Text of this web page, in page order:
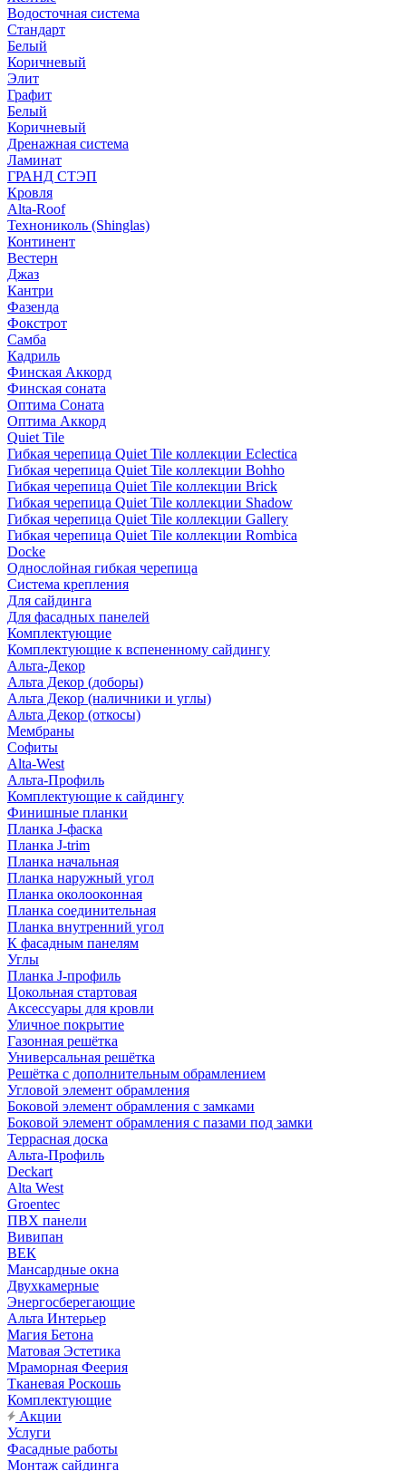
Водосточная система
Стандарт
Белый
Коричневый
Элит
Графит
Белый
Коричневый
Дренажная система
Ламинат
ГРАНД СТЭП
Кровля
Alta-Roof
Технониколь (Shinglas)
Континент
Вестерн
Джаз
Кантри
Фазенда
Фокстрот
Самба
Кадриль
Финская Аккорд
Финская соната
Оптима Соната
Оптима Аккорд
Quiet Tile
Гибкая черепица Quiet Tile коллекции Eclectica
Гибкая черепица Quiet Tile коллекции Bohho
Гибкая черепица Quiet Tile коллекции Brick
Гибкая черепица Quiet Tile коллекции Shadow
Гибкая черепица Quiet Tile коллекции Gallery
Гибкая черепица Quiet Tile коллекции Rombica
Docke
Однослойная гибкая черепица
Система крепления
Для сайдинга
Для фасадных панелей
Комплектующие
Комплектующие к вспененному сайдингу
Альта-Декор
Альта Декор (доборы)
Альта Декор (наличники и углы)
Альта Декор (откосы)
Мембраны
Софиты
Alta-West
Альта-Профиль
Комплектующие к сайдингу
Финишные планки
Планка J-фаска
Планка J-trim
Планка начальная
Планка наружный угол
Планка околооконная
Планка соединительная
Планка внутренний угол
К фасадным панелям
Углы
Планка J-профиль
Цокольная стартовая
Аксессуары для кровли
Уличное покрытие
Газонная решётка
Универсальная решётка
Решётка с дополнительным обрамлением
Угловой элемент обрамления
Боковой элемент обрамления с замками
Боковой элемент обрамления с пазами под замки
Террасная доска
Альта-Профиль
Deckart
Alta West
Groentec
ПВХ панели
Вивипан
ВЕК
Мансардные окна
Двухкамерные
Энергосберегающие
Альта Интерьер
Магия Бетона
Матовая Эстетика
Мраморная Феерия
Тканевая Роскошь
Комплектующие
Акции
Услуги
Фасадные работы
Монтаж сайдинга